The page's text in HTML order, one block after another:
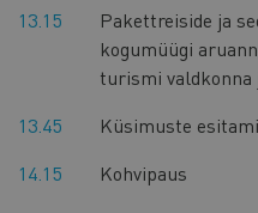
13.15
Pakettreiside ja
kogumüügi
turismi
13.45
Küsimuste
14.15
Kohvipaus